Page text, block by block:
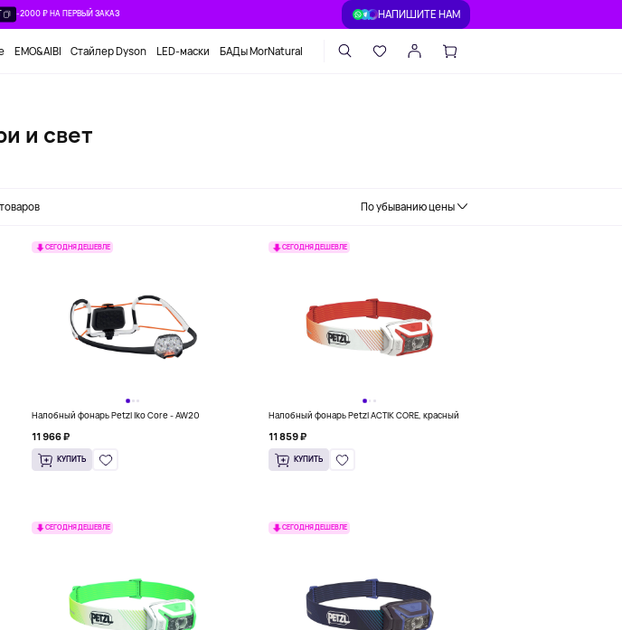
-2000 ₽ НА ПЕРВЫЙ ЗАКАЗ НАПИШИТЕ НАМ
EMO&AIBI Стайлер Dyson LED-маски БАДы MorNatural
и свет
товаров По убыванию цены
СЕГОДНЯ ДЕШЕВЛЕ
Налобный фонарь Petzl Iko Core - AW20
11 966 ₽
КУПИТЬ
СЕГОДНЯ ДЕШЕВЛЕ
Налобный фонарь Petzl ACTIK CORE, красный
11 859 ₽
КУПИТЬ
СЕГОДНЯ ДЕШЕВЛЕ СЕГОДНЯ ДЕШЕВЛЕ